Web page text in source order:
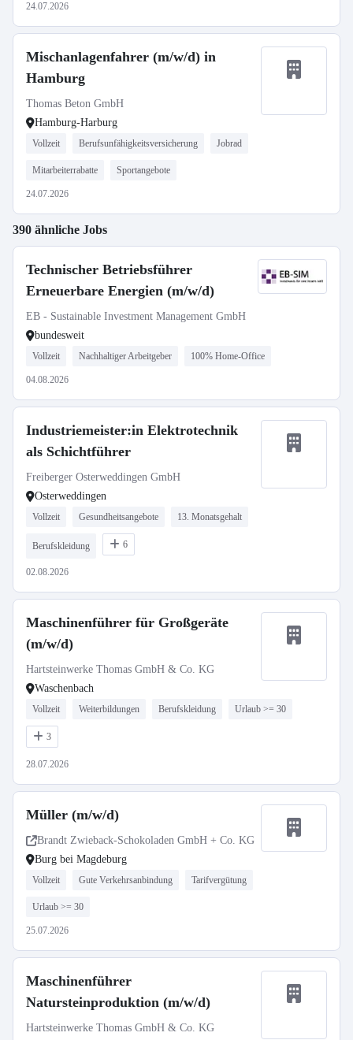
24.07.2026
Mischanlagenfahrer (m/w/d) in
Hamburg
Thomas Beton GmbH
Hamburg-Harburg
Vollzeit Berufsunfähigkeitsversicherung Jobrad
Mitarbeiterrabatte Sportangebote
24.07.2026
390 ähnliche Jobs
Technischer Betriebsführer
Erneuerbare Energien (m/w/d)
EB - Sustainable Investment Management GmbH
bundesweit
Vollzeit Nachhaltiger Arbeitgeber 100% Home-Office
04.08.2026
Industriemeister:in Elektrotechnik
als Schichtführer
Freiberger Osterweddingen GmbH
Osterweddingen
Vollzeit Gesundheitsangebote 13. Monatsgehalt
Berufskleidung 6
02.08.2026
Maschinenführer für Großgeräte
(m/w/d)
Hartsteinwerke Thomas GmbH & Co. KG
Waschenbach
Vollzeit Weiterbildungen Berufskleidung Urlaub >= 30
3
28.07.2026
Müller (m/w/d)
Brandt Zwieback-Schokoladen GmbH + Co. KG
Burg bei Magdeburg
Vollzeit Gute Verkehrsanbindung Tarifvergütung
Urlaub >= 30
25.07.2026
Maschinenführer
Natursteinproduktion (m/w/d)
Hartsteinwerke Thomas GmbH & Co. KG